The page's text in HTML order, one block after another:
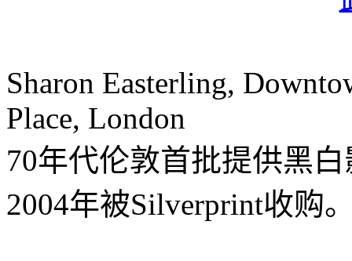
Sharon Easterling,
Place, London
70年代伦敦首批提供黑
2004年被Silverprint收购